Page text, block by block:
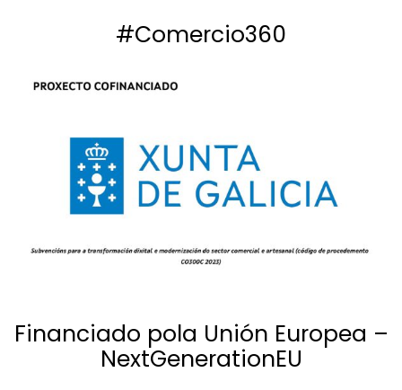
#Comercio360
Financiado pola Unión Europea –
NextGenerationEU